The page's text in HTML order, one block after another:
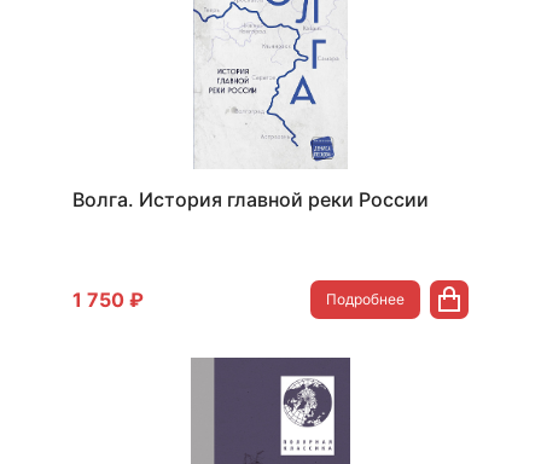
Волга. История главной реки России
1 750 ₽ Подробнее